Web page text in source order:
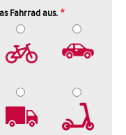
Fahrrad aus.